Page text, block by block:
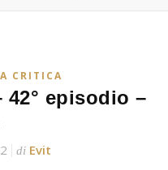
CRITICA
episodio –
di Evit